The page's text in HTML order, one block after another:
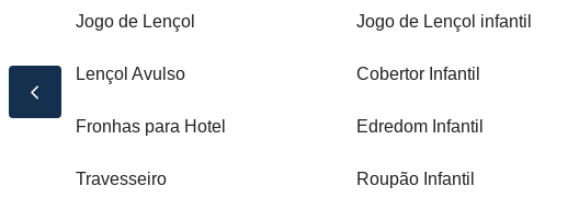
Jogo de Lençol
Lençol Avulso
Fronhas para Hotel
Travesseiro
Jogo de Lençol infantil
Cobertor Infantil
Edredom Infantil
Roupão Infantil